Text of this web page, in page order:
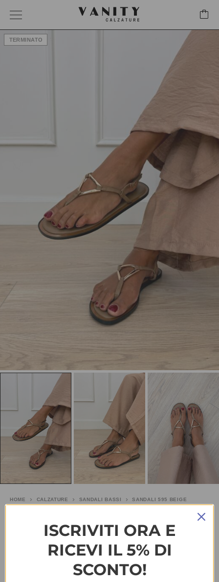
TERMINATO
HOME CALZATURE SANDALI BASSI SANDALI 595 BEIGE
Sandali 595 beige
15.00
10.00
ISCRIVITI ORA E
RICEVI IL 5% DI
SCONTO!